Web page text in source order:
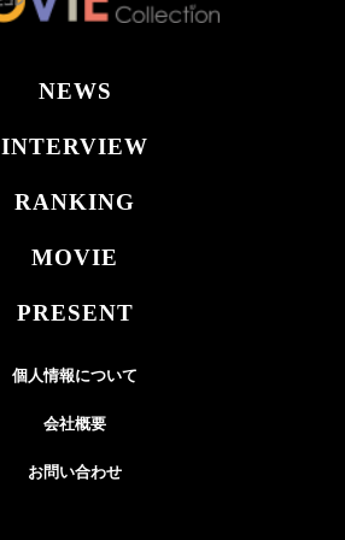
NEWS
INTERVIEW
RANKING
MOVIE
PRESENT
個人情報について
会社概要
お問い合わせ